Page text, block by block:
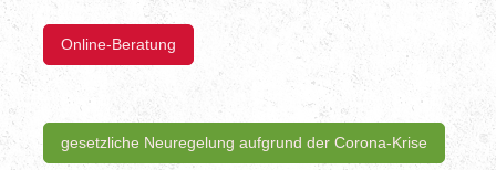
Online-Beratung
gesetzliche Neuregelung aufgrund der Corona-Krise